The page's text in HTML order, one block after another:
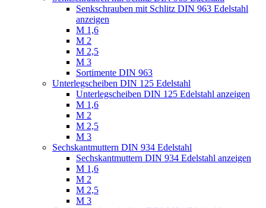
Senkschrauben mit Schlitz DIN 963 Edelstahl
anzeigen
M 1,6
M 2
M 2,5
M 3
Sortimente DIN 963
Unterlegscheiben DIN 125 Edelstahl
Unterlegscheiben DIN 125 Edelstahl anzeigen
M 1,6
M 2
M 2,5
M 3
Sechskantmuttern DIN 934 Edelstahl
Sechskantmuttern DIN 934 Edelstahl anzeigen
M 1,6
M 2
M 2,5
M 3